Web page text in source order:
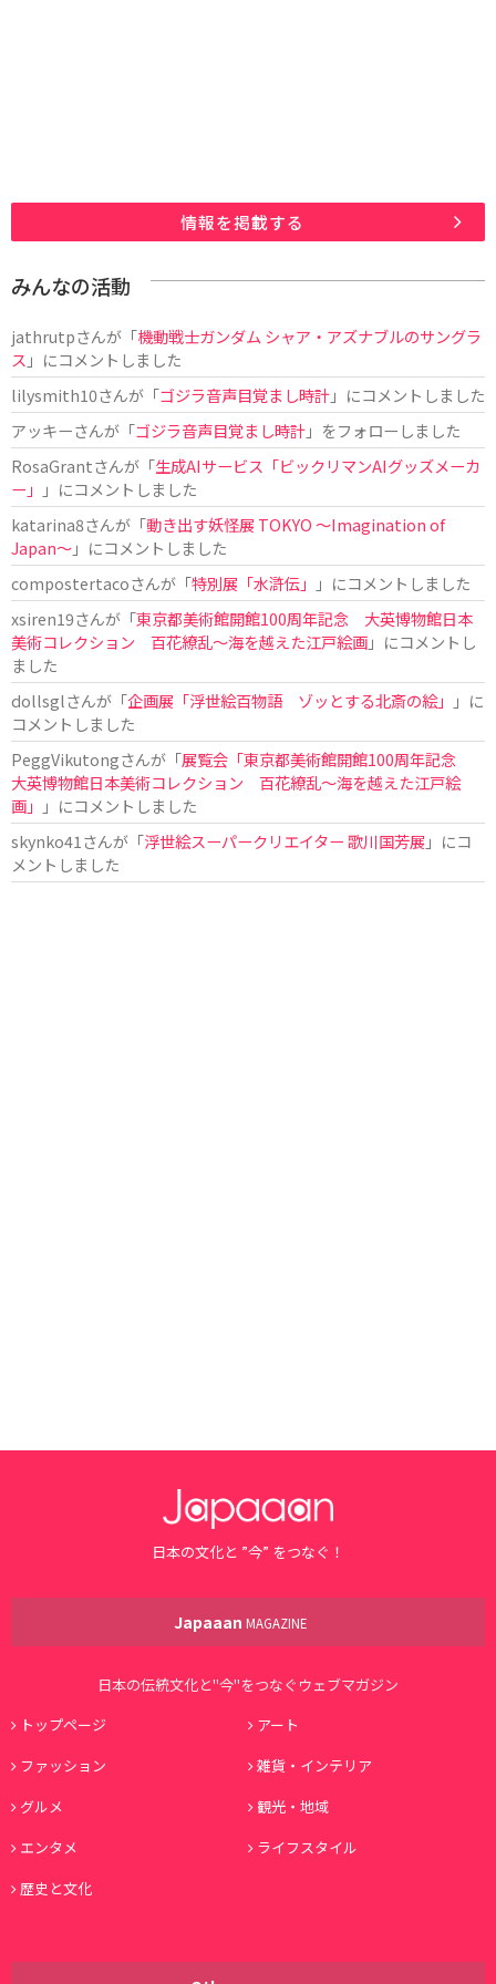
情報を掲載する
みんなの活動
jathrutpさんが「機動戦士ガンダム シャア・アズナブルのサングラ
ス 」にコメントしました
lilysmith10さんが「ゴジラ音声目覚まし時計」にコメントしました
アッキーさんが「ゴジラ音声目覚まし時計」をフォローしました
RosaGrantさんが「生成AIサービス「ビックリマンAIグッズメーカ
ー」
」にコメントしました
katarina8さんが「動き出す妖怪展 TOKYO 〜Imagination of
Japan〜」にコメントしました
compostertacoさんが「特別展「水滸伝」
」にコメントしました
xsiren19さんが「東京都美術館開館100周年記念 大英博物館日本
美術コレクション 百花繚乱～海を越えた江戸絵画」にコメントし
ました
dollsglさんが「企画展「浮世絵百物語 ゾッとする北斎の絵」
」に
コメントしました
PeggVikutongさんが「展覧会「東京都美術館開館100周年記念
大英博物館日本美術コレクション 百花繚乱〜海を越えた江戸絵
画」
」にコメントしました
skynko41 さんが「浮世絵スーパークリエイター 歌川国芳展 」にコ
メントしました
日本の文化と ”今” をつなぐ！
Japaaan MAGAZINE
日本の伝統文化と"今"をつなぐウェブマガジン
トップページ
アート
ファッション
雑貨・インテリア
グルメ
観光・地域
エンタメ
ライフスタイル
歴史と文化